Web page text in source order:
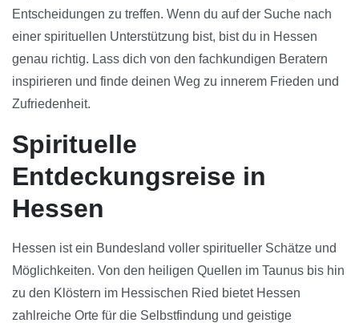
Entscheidungen zu treffen. Wenn du auf der Suche nach
einer spirituellen Unterstützung bist, bist du in Hessen
genau richtig. Lass dich von den fachkundigen Beratern
inspirieren und finde deinen Weg zu innerem Frieden und
Zufriedenheit.
Spirituelle
Entdeckungsreise in
Hessen
Hessen ist ein Bundesland voller spiritueller Schätze und
Möglichkeiten. Von den heiligen Quellen im Taunus bis hin
zu den Klöstern im Hessischen Ried bietet Hessen
zahlreiche Orte für die Selbstfindung und geistige